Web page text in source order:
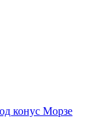
конус Морзе